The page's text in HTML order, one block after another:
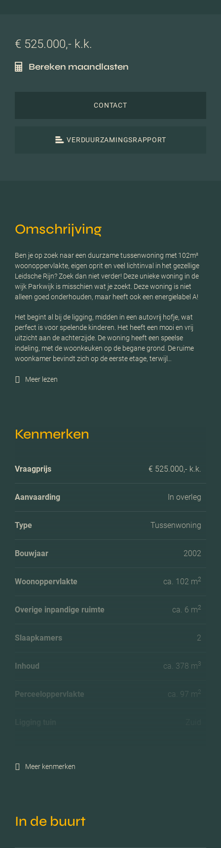
€ 525.000,- k.k.
Bereken maandlasten
CONTACT
VERDUURZAMINGSRAPPORT
Omschrijving
Ben je op zoek naar een duurzame tussenwoning met 102m²
woonoppervlakte, eigen oprit en veel lichtinval in het gezellige
Leidsche Rijn? Zoek dan niet verder! Deze unieke woning in de
wijk Parkwijk is misschien wat je zoekt. Deze woning is niet
alleen goed onderhouden, maar heeft ook een energielabel A!
Het begint al bij de ligging, midden in een autovrij hofje, wat
perfect is voor spelende kinderen. Het heeft een mooi en vrij
uitzicht aan de achterzijde. De woning heeft een speelse
indeling, met de woonkeuken op de begane grond. De ruime
woonkamer bevindt zich op de eerste etage, terwijl…
Meer lezen
Kenmerken
Vraagprijs € 525.000,- k.k.
Aanvaarding In overleg
Type Tussenwoning
Bouwjaar 2002
Woonoppervlakte ca. 102 m2
Overige inpandige ruimte ca. 6 m2
Slaapkamers 2
Inhoud ca. 378 m3
Perceeloppervlakte ca. 97 m2
Meer kenmerken
In de buurt